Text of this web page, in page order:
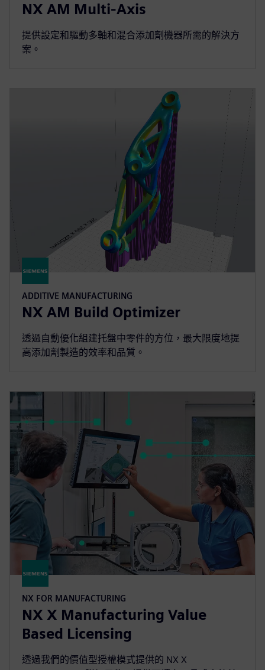
NX AM Multi-Axis
提供設定和驅動多軸和混合添加劑機器所需的解決方
案。
ADDITIVE MANUFACTURING
NX AM Build Optimizer
透過自動優化組建托盤中零件的方位，最大限度地提
高添加劑製造的效率和品質。
NX FOR MANUFACTURING
NX X Manufacturing Value
Based Licensing
透過我們的價值型授權模式提供的 NX X